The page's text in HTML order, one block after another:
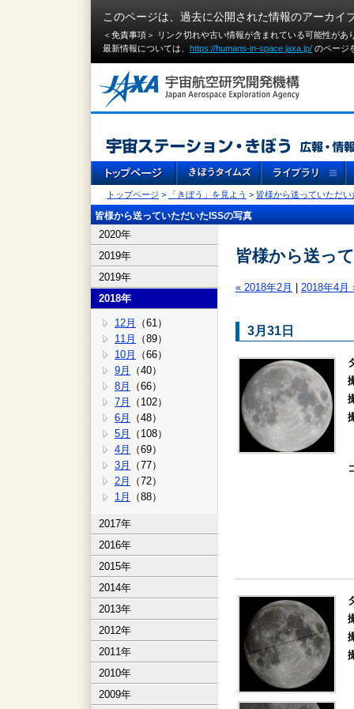
このページは、過去に公開された情報のアーカイ
＜免責事項＞ リンク切れや古い情報が含まれている可能性が
最新情報については、 https://humans-in-space.jaxa.jp/ のページ
トップページ > 「きぼう」を見よう > 皆様から送っていただい
皆様から送っていただいたISSの写真
2020年
2019年
2019年
2018年
12月
（61）
11月
（89）
10月
（66）
9月
（40）
8月
（66）
7月
（102）
6月
（48）
5月
（108）
4月
（69）
3月
（77）
2月
（72）
1月
（88）
2017年
2016年
2015年
2014年
2013年
2012年
2011年
2010年
2009年
皆様から送っ
« 2018年2月 2018年4月
3月31日